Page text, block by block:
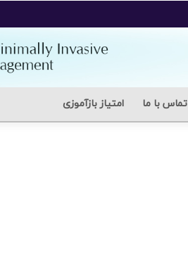
تماس با ما امتیاز بازآموزی